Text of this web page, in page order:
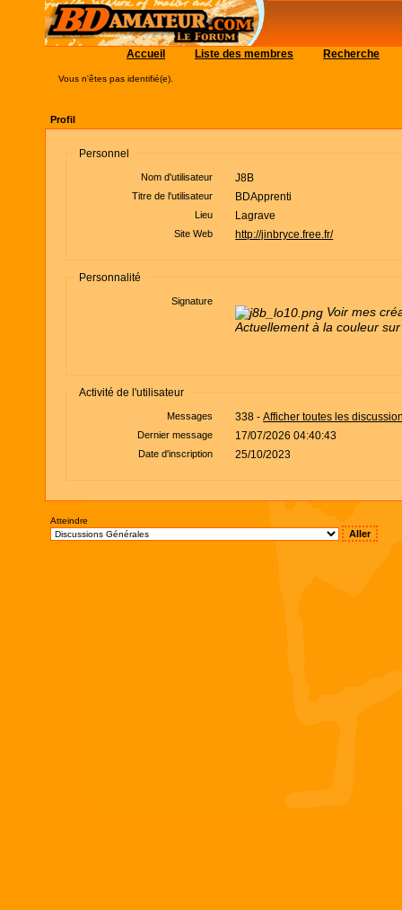
Accueil Liste des membres Recherche
Vous n'êtes pas identifié(e).
Profil
Personnel
Nom d'utilisateur J8B
Titre de l'utilisateur BDApprenti
Lieu Lagrave
Site Web http://jinbryce.free.fr/
Personnalité
Signature
Voir mes
Actuellement à la couleur
Activité de l'utilisateur
Messages 338 -Afficher toutes les
Dernier message 17/07/2026 04:40:43
Date d'inscription 25/10/2023
Atteindre